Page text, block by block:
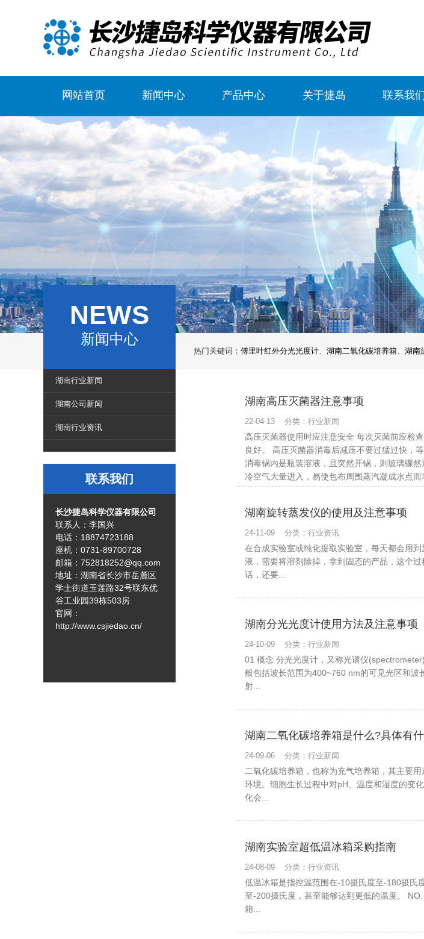
网站首页 新闻中心 产品中心 关于捷岛 联系我们
热门关键词： 傅里叶红外分光光度计、 湖南二氧化碳培养箱、 湖南
NEWS
新闻中心
湖南行业新闻
湖南公司新闻
湖南行业资讯
联系我们
长沙捷岛科学仪器有限公司
联系人：李国兴
电话：18874723188
座机：0731-89700728
邮箱 ： 752818252@qq.com
地址：湖南省长沙市岳麓区
学士街道玉莲路32号联东优
谷工业园39栋503房
官网：
http://www.csjiedao.cn/
湖南高压灭菌器注意事项
22-04-13 分类：行业新闻
高压灭菌器使用时应注意安全 每次灭菌前应检
良好。 高压灭菌器消毒后减压不要过猛过快，
消毒锅内是瓶装溶液，且突然开锅，则玻璃骤
冷空气大量进入，易使包布周围蒸汽凝成水点
湖南旋转蒸发仪的使用及注意事项
24-11-09 分类：行业资讯
在合成实验室或纯化提取实验室，每天都会用
液，需要将溶剂除掉，拿到固态的产品，这个
话，还要...
湖南分光光度计使用方法及注意事项
24-10-09 分类：行业新闻
01 概念 分光光度计，又称光谱仪
般包括波长范围为400~760 nm的可见光区和
射...
湖南二氧化碳培养箱是什么?具体有
24-09-06 分类：行业新闻
二氧化碳培养箱，也称为充气培养箱，其主要
环境。细胞生长过程中对pH、温度和湿度的变
化会...
湖南实验室超低温冰箱采购指南
24-08-09 分类：行业资讯
低温冰箱是指控温范围在-10摄氏度至-180摄氏
至-200摄氏度，甚至能够达到更低的温度。
箱...